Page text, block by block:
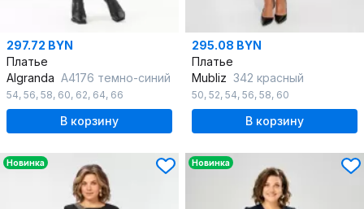
297.72 BYN
Платье
Algranda А4176 темно-синий
54, 56, 58, 60, 62, 64, 66
В корзину
295.08 BYN
Платье
Mubliz 342 красный
50, 52, 54, 56, 58, 60
В корзину
Новинка Новинка